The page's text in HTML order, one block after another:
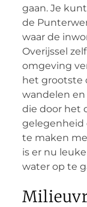
gaan. Je
de
waar de
Overijssel
omgeving
het grootste
wandelen en
die door het
gelegenheid
te maken
is er nu
water op te